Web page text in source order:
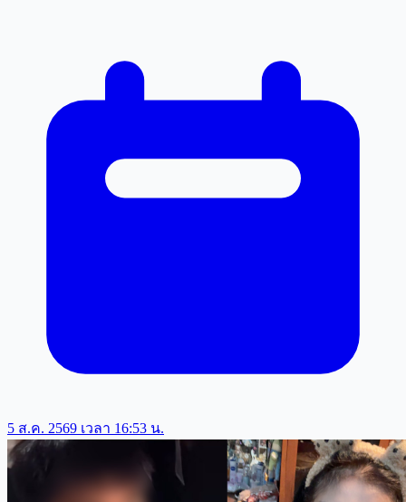
5 ส.ค. 2569 เวลา 16:53 น.